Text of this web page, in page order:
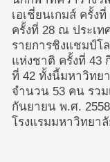
เอเชี่ยนเกมส์ ครั้ง
ครั้งที่ 28 ณ ประเ
รายการชิงแชมป์โ
แห่งชาติ ครั้งที่ 43
ที่ 42 ทั้งนี้มหาวิทย
จำนวน 53 คน รวม
กันยายน พ.ศ.
โรงแรมมหาวิทยา